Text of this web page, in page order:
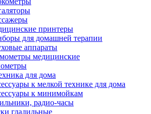
принтеры
для домашней терапии
аппараты
медицинские
для дома
к мелкой технике для дома
к минимойкам
радио-часы
гладильные